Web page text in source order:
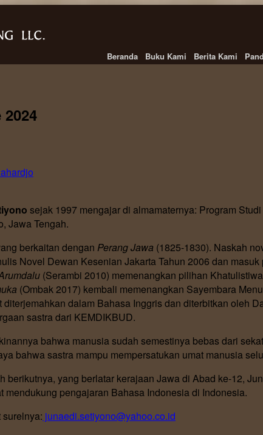
Beranda Buku Kami Berita Kami
sejak 1997 mengajar di almamaternya: Program
Jawa Tengah.
berkaitan dengan Perang Jawa (1825-1830). Naskah
Novel Dewan Kesenian Jakarta Tahun 2006 dan
(Serambi 2010) memenangkan pilihan
(Ombak 2017) kembali memenangkan Sayembara
dalam Bahasa Inggris dan diterbitkan oleh
sastra dari KEMDIKBUD.
bahwa manusia sudah semestinya bebas dari
bahwa sastra mampu mempersatukan umat manusia
berikutnya, yang berlatar kerajaan Jawa di Abad ke-12,
mendukung pengajaran Bahasa Indonesia di Indonesia.
junaedi.setiyono@yahoo.co.id